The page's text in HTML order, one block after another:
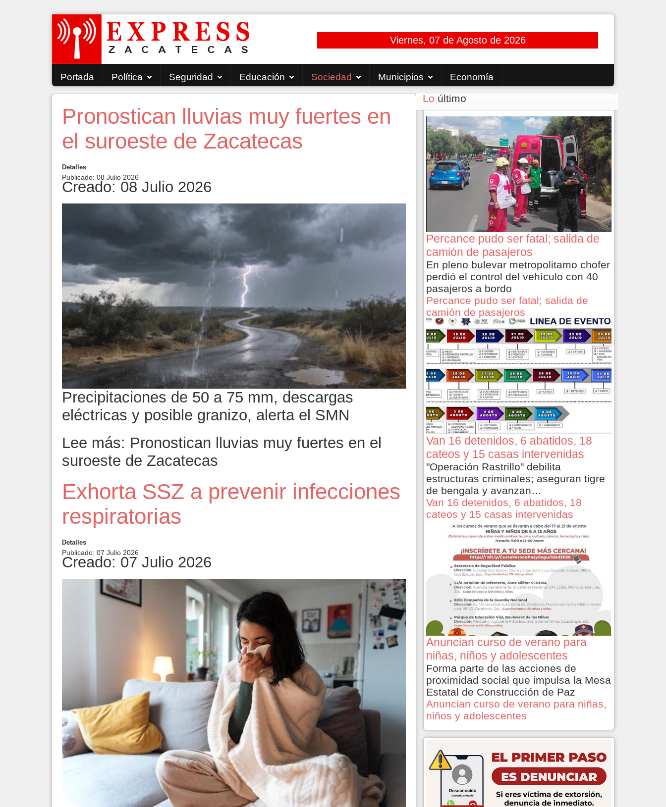
Viernes, 07 de Agosto de 2026
Portada Política Seguridad Educación Sociedad Municipios Economía
Pronostican lluvias muy fuertes en
el suroeste de Zacatecas
Detalles
Publicado: 08 Julio 2026
Creado: 08 Julio 2026
Precipitaciones de 50 a 75 mm, descargas
eléctricas y posible granizo, alerta el SMN
Lee más: Pronostican lluvias muy fuertes en el
suroeste de Zacatecas
Exhorta SSZ a prevenir infecciones
respiratorias
Detalles
Publicado: 07 Julio 2026
Creado: 07 Julio 2026
Lo último
Percance pudo ser fatal; salida de
camión de pasajeros
En pleno bulevar metropolitamo chofer
perdió el control del vehículo con 40
pasajeros a bordo
Percance pudo ser fatal; salida de
camión de pasajeros
Van 16 detenidos, 6 abatidos, 18
cateos y 15 casas intervenidas
"Operación Rastrillo" debilita
estructuras criminales; aseguran tigre
de bengala y avanzan…
Van 16 detenidos, 6 abatidos, 18
cateos y 15 casas intervenidas
Anuncian curso de verano para
niñas, niños y adolescentes
Forma parte de las acciones de
proximidad social que impulsa la Mesa
Estatal de Construcción de Paz
Anuncian curso de verano para niñas,
niños y adolescentes